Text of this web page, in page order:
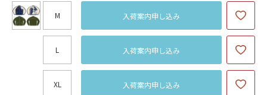
M 入荷案内申し込み
L 入荷案内申し込み
XL 入荷案内申し込み